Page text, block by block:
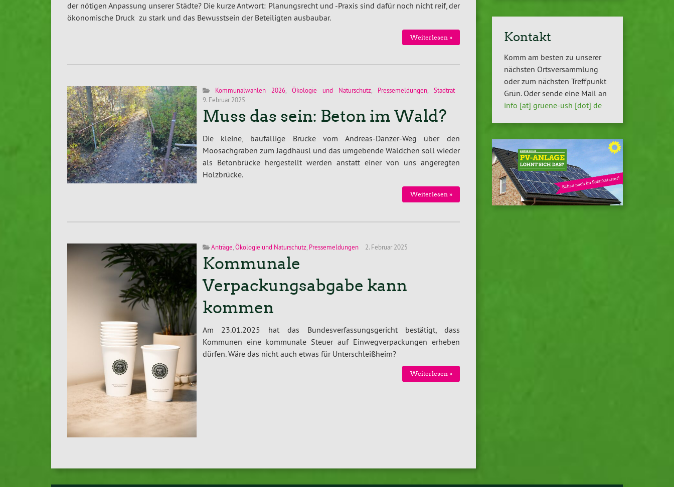
der nötigen Anpassung unserer Städte? Die kurze Antwort: Planungsrecht und -Praxis sind dafür noch nicht reif, der
ökonomische Druck zu stark und das Bewusstsein der Beteiligten ausbaubar.
Weiterlesen »
Kommunalwahlen 2026, Ökologie und Naturschutz, Pressemeldungen,Stadtrat
9. Februar 2025
Muss das sein: Beton im Wald?
Die kleine, baufällige Brücke vom Andreas-Danzer-Weg über den
Moosachgraben zum Jagdhäusl und das umgebende Wäldchen soll wieder
als Betonbrücke hergestellt werden anstatt einer von uns angeregten
Holzbrücke.
Weiterlesen »
Anträge,Ökologie und Naturschutz, Pressemeldungen 2. Februar 2025
Kommunale
Verpackungsabgabe kann
kommen
Am 23.01.2025 hat das Bundesverfassungsgericht bestätigt, dass
Kommunen eine kommunale Steuer auf Einwegverpackungen erheben
dürfen. Wäre das nicht auch etwas für Unterschleißheim?
Weiterlesen »
Kontakt
Komm am besten zu unserer
nächsten Ortsversammlung
oder zum nächsten Treffpunkt
Grün. Oder sende eine Mail an
info [at] gruene-ush [dot] de